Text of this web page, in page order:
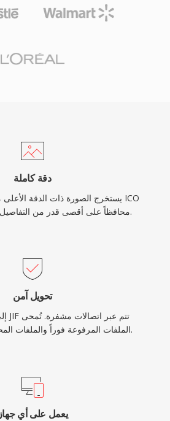
دقة كاملة
ويحوّلها إلى JIF — محافظاً على أقصى قدر من التفاصيل.
تحويل آمن
الملفات المرفوعة فوراً والملفات المحوّلة خلال 24 ساعة.
يعمل على أي جهاز